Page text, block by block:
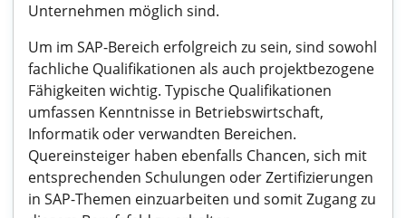
Unternehmen möglich sind.
Um im SAP-Bereich erfolgreich zu sein, sind sowohl
fachliche Qualifikationen als auch projektbezogene
Fähigkeiten wichtig. Typische Qualifikationen
umfassen Kenntnisse in Betriebswirtschaft,
Informatik oder verwandten Bereichen.
Quereinsteiger haben ebenfalls Chancen, sich mit
entsprechenden Schulungen oder Zertifizierungen
in SAP-Themen einzuarbeiten und somit Zugang zu